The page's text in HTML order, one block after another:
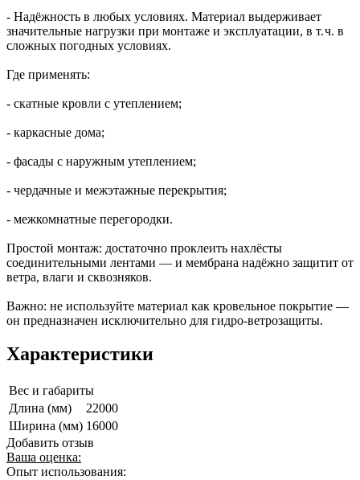
- Надёжность в любых условиях. Материал выдерживает
значительные нагрузки при монтаже и эксплуатации, в т. ч. в
сложных погодных условиях.
Где применять:
- скатные кровли с утеплением;
- каркасные дома;
- фасады с наружным утеплением;
- чердачные и межэтажные перекрытия;
- межкомнатные перегородки.
Простой монтаж: достаточно проклеить нахлёсты
соединительными лентами — и мембрана надёжно защитит от
ветра, влаги и сквозняков.
Важно: не используйте материал как кровельное покрытие —
он предназначен исключительно для гидро‑ветрозащиты.
Характеристики
Вес и габариты
Длина (мм)
22000
Ширина (мм) 16000
Добавить отзыв
Ваша оценка:
Опыт использования: